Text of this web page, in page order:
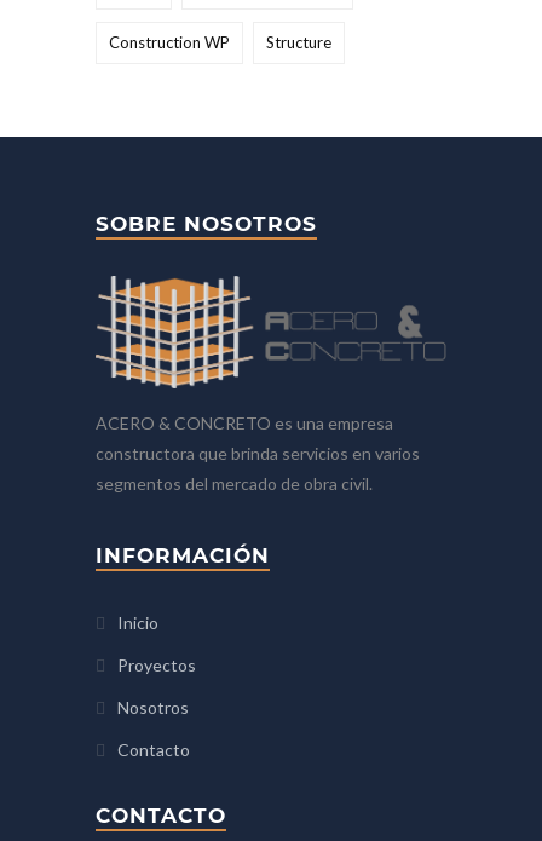
Construction WP Structure
SOBRE NOSOTROS
ACERO & CONCRETO es una empresa
constructora que brinda servicios en varios
segmentos del mercado de obra civil.
INFORMACIÓN
Inicio
Proyectos
Nosotros
Contacto
CONTACTO